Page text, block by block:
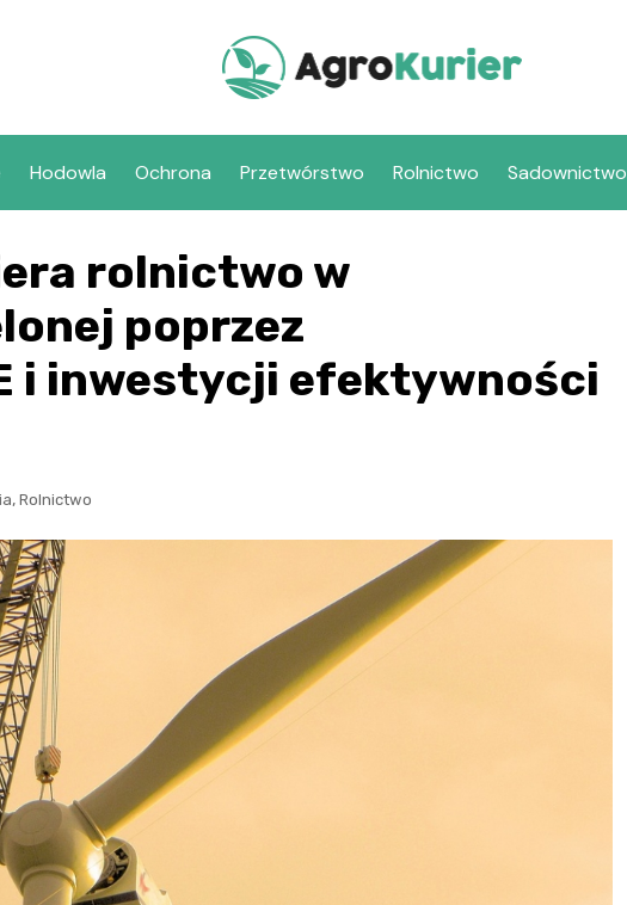
Hodowla Ochrona Przetwórstwo Rolnictwo Sadownictwo
rolnictwo w
poprzez
i inwestycji efektywności
, Rolnictwo